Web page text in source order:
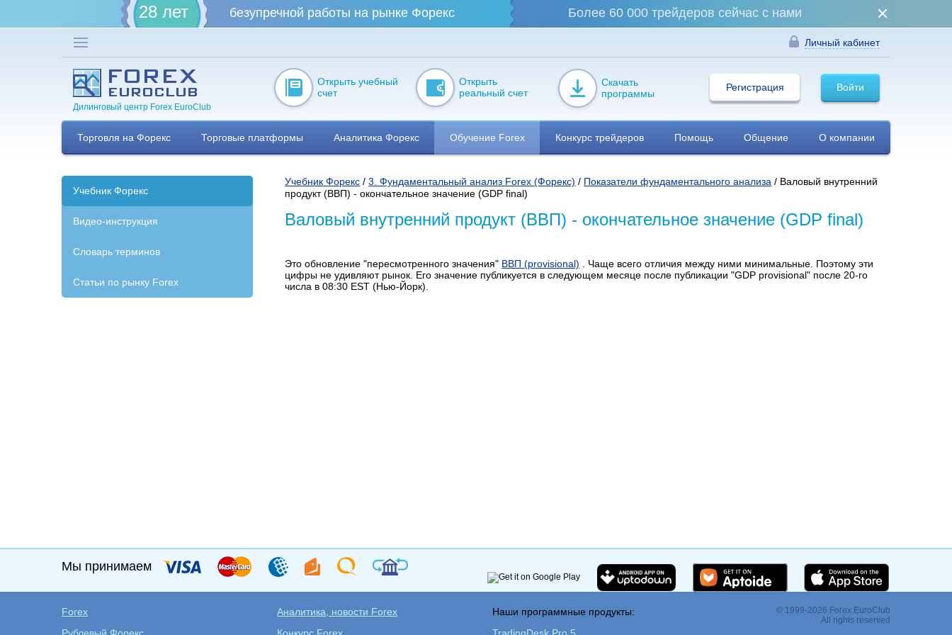
28 лет безупречной работы на рынке Форекс Более 60 000 трейдеров сейчас с нами
Личный кабинет
Дилинговый центр Forex EuroClub
Открыть учебный
счет
Открыть
реальный счет
Скачать
программы
Войти
Регистрация
Торговля на Форекс Торговые платформы Аналитика Форекс Обучение Forex Конкурс трейдеров Помощь Общение О компании
Учебник Форекс
Видео-инструкция
Словарь терминов
Статьи по рынку Forex
Учебник Форекс /3. Фундаментальный анализ Forex (Форекс) / Показатели фундаментального анализа / Валовый внутренний
продукт (ВВП) - окончательное значение (GDP final)
Валовый внутренний продукт (ВВП) - окончательное значение (GDP final)
Это обновление "пересмотренного значения" ВВП(provisional) . Чаще всего отличия между ними минимальные. Поэтому эти
цифры не удивляют рынок. Его значение публикуется в следующем месяце после публикации "GDP provisional" после 20-го
числа в 08:30 EST (Нью-Йорк).
Мы принимаем
Forex
Аналитика, новости Forex
Наши программные продукты:
© 1999-2026 Forex EuroClub
All rights reserved